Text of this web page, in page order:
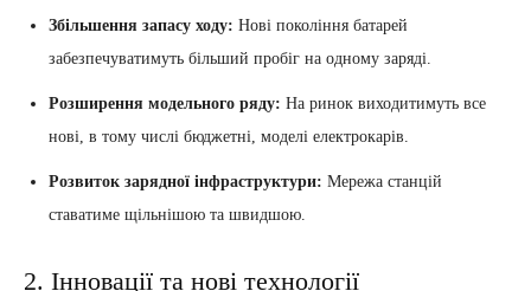
Збільшення запасу ходу: Нові покоління батарей
забезпечуватимуть більший пробіг на одному заряді.
Розширення модельного ряду: На ринок виходитимуть все
нові, в тому числі бюджетні, моделі електрокарів.
Розвиток зарядної інфраструктури: Мережа станцій
ставатиме щільнішою та швидшою.
2. Інновації та нові технології